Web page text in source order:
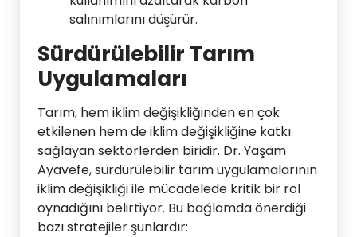
salınımlarını düşürür.
Sürdürülebilir Tarım
Uygulamaları
Tarım, hem iklim değişikliğinden en çok
etkilenen hem de iklim değişikliğine katkı
sağlayan sektörlerden biridir. Dr. Yaşam
Ayavefe, sürdürülebilir tarım uygulamalarının
iklim değişikliği ile mücadelede kritik bir rol
oynadığını belirtiyor. Bu bağlamda önerdiği
bazı stratejiler şunlardır: